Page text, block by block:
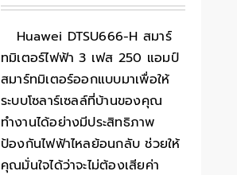
Huawei DTSU666-H สมาร์
ทมิเตอร์ไฟฟ้า 3 เฟส 250 แอมป์
สมาร์ทมิเตอร์ออกแบบมาเพื่อให้
ระบบโซลาร์เซลล์ที่บ้านของคุณ
ทำงานได้อย่างมีประสิทธิภาพ
ป้องกันไฟฟ้าไหลย้อนกลับ ช่วยให้
คุณมั่นใจได้ว่าจะไม่ต้องเสียค่า